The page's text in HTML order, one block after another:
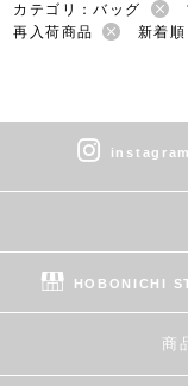
カテゴリ：バッグ
再入荷商品
新着順
instagram
HOBONICHI
商